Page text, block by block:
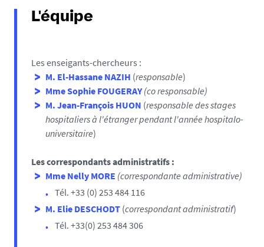
L'équipe
Les enseigants-chercheurs :
M. El-Hassane NAZIH (responsable)
Mme Sophie FOUGERAY (co responsable)
M. Jean-François HUON (responsable desstages
hospitaliers à l'étranger pendant l'année hospitalo-
universitaire)
Les correspondants administratifs :
Mme Nelly MORE (correspondante administrative)
Tél. +33 (0) 253 484 116
M. Elie DESCHODT (correspondant administratif)
Tél. +33(0) 253 484 306